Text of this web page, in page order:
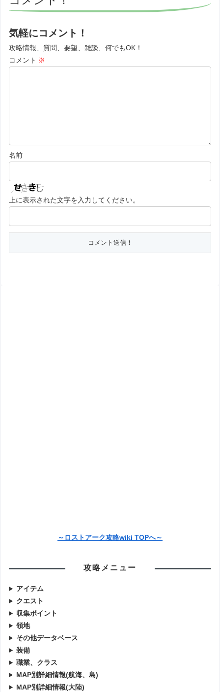
気軽にコメント！
攻略情報、質問、要望、雑談、何でもOK！
コメント ※
名前
上に表示された文字を入力してください。
～ロストアーク攻略wiki TOPへ～
攻略メニュー
アイテム
クエスト
収集ポイント
領地
その他データベース
装備
職業、クラス
MAP別詳細情報(航海、島)
MAP別詳細情報(大陸)